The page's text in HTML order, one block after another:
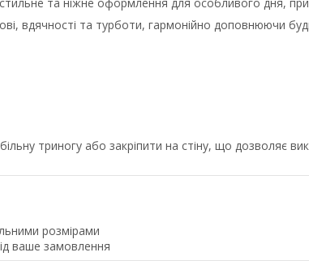
вдячності та турботи, гармонійно доповнюючи
триногу або закріпити на стіну, що дозволяє
розмірами
ваше замовлення